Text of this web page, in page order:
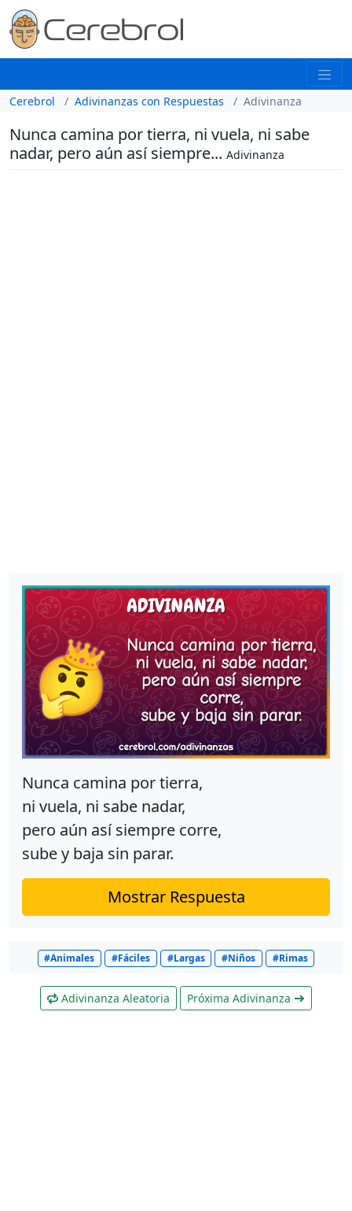
Cerebrol Adivinanzas con Respuestas Adivinanza
Nunca camina por tierra, ni vuela, ni sabe
nadar, pero aún así siempre... Adivinanza
Nunca camina por tierra,
ni vuela, ni sabe nadar,
pero aún así siempre corre,
sube y baja sin parar.
Mostrar Respuesta
#Animales #Fáciles #Largas #Niños #Rimas
Adivinanza Aleatoria Próxima Adivinanza